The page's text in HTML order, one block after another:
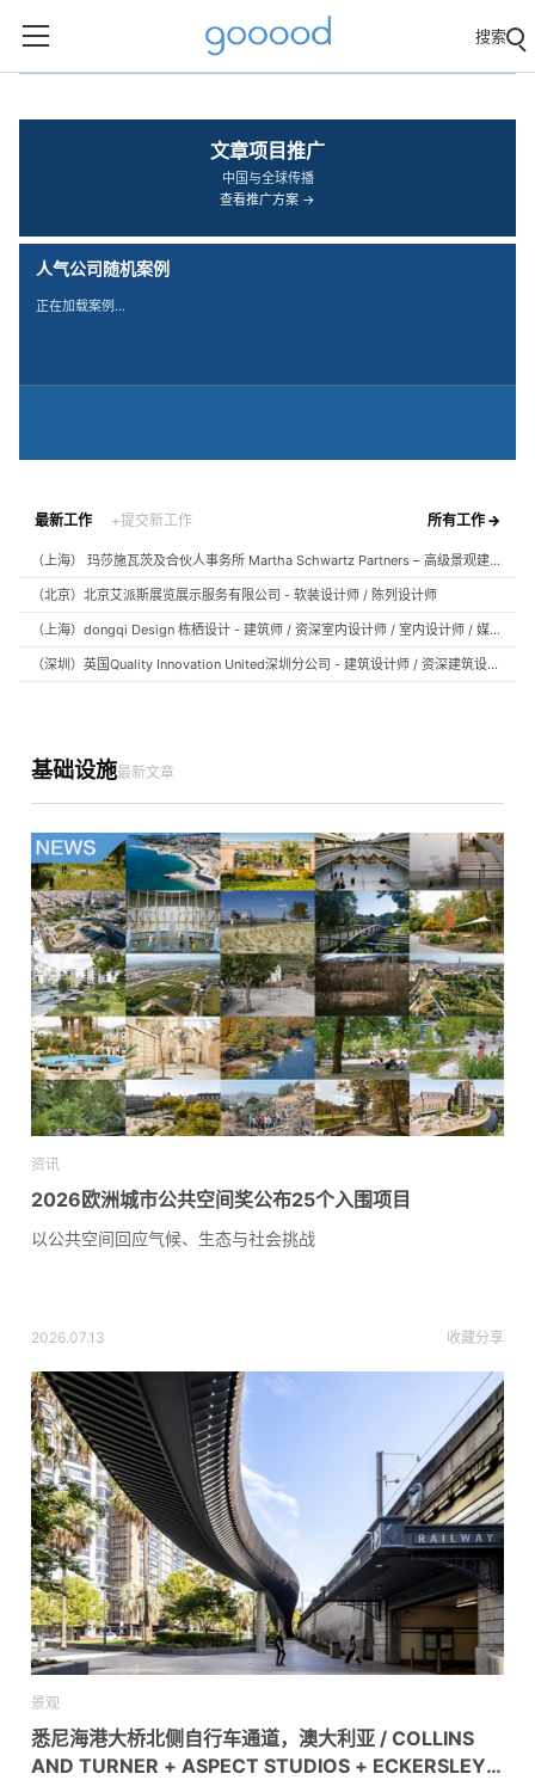
搜索
文章项目推广
中国与全球传播
查看推广方案 →
人气公司随机案例
正在加载案例…
最新工作 +提交新工作 所有工作 →
（上海） 玛莎施瓦茨及合伙人事务所 Martha Schwartz Partners – 高级景观建筑师 Senior Landscape Designer / 景观建筑师 Landscape Designer
（北京）北京艾派斯展览展示服务有限公司 - 软装设计师 / 陈列设计师
（上海）dongqi Design 栋栖设计 - 建筑师 / 资深室内设计师 / 室内设计师 / 媒体及公共关系主管 / 设计实习生（常年招聘）
（深圳）英国Quality Innovation United深圳分公司 - 建筑设计师 / 资深建筑设计师 / 室内设计师 / 设计实习生
基础设施最新文章
资讯
2026欧洲城市公共空间奖公布25个入围项目
以公共空间回应气候、生态与社会挑战
2026.07.13 收藏分享
景观
悉尼海港大桥北侧自行车通道，澳大利亚 / COLLINS
AND TURNER + ASPECT STUDIOS + ECKERSLEY